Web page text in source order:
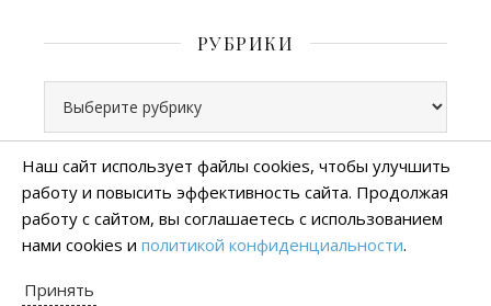
РУБРИКИ
Все права защищены
Политика конфиденциальности
Наш сайт использует файлы cookies, чтобы улучшить
работу и повысить эффективность сайта. Продолжая
работу с сайтом, вы соглашаетесь с использованием
нами cookies и политикой конфиденциальности.
Принять